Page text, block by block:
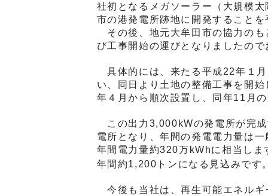
社初となるメガソーラー（大規模
市の港発電所跡地に開発すること
その後、地元大牟田市の協力のも
び工事開始の運びとなりましたの
具体的には、来たる平成22年１
い、同日より土地の整備工事を開
年４月から順次設置し、同年11月
この出力3,000kWの発電所が完
電所となり、年間の発電電力量は
年間電力量約320万kWhに相当しま
年間約1,200トンになる見込みです
今後も当社は、再生可能エネルギ